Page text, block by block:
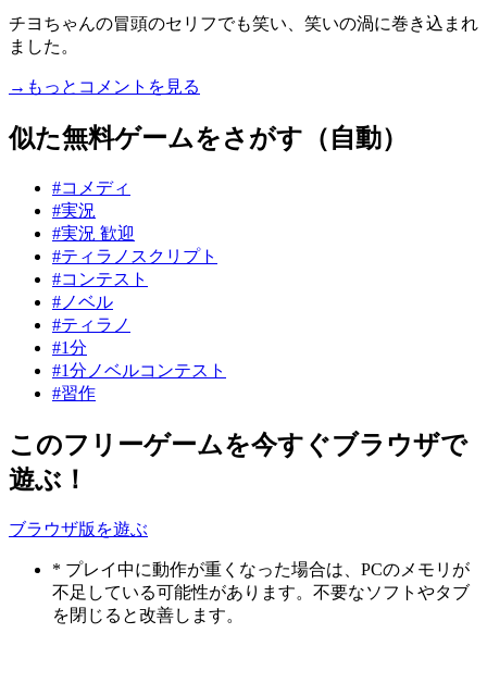
チヨちゃんの冒頭のセリフでも笑い、笑いの渦に巻き込まれ
ました。
→もっとコメントを見る
似た無料ゲームをさがす（自動）
#コメディ
#実況
#実況 歓迎
#ティラノスクリプト
#コンテスト
#ノベル
#ティラノ
#1分
#1分ノベルコンテスト
#習作
このフリーゲームを今すぐブラウザで
遊ぶ！
ブラウザ版を遊ぶ
* プレイ中に動作が重くなった場合は、PCのメモリが
不足している可能性があります。不要なソフトやタブ
を閉じると改善します。